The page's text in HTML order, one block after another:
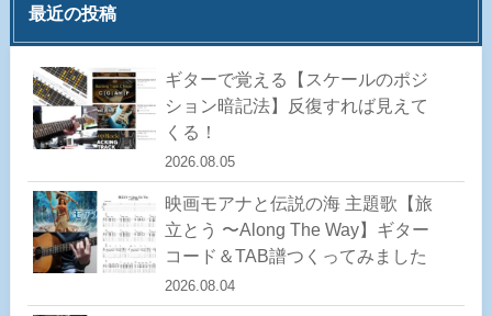
最近の投稿
ギターで覚える【スケールのポジ
ション暗記法】反復すれば見えて
くる！
2026.08.05
映画モアナと伝説の海 主題歌【旅
立とう 〜Along The Way】ギター
コード＆TAB譜つくってみました
2026.08.04